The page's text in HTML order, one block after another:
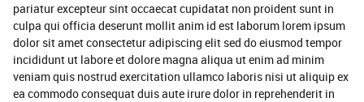
pariatur excepteur sint occaecat cupidatat non proident sunt in
culpa qui officia deserunt mollit anim id est laborum lorem ipsum
dolor sit amet consectetur adipiscing elit sed do eiusmod tempor
incididunt ut labore et dolore magna aliqua ut enim ad minim
veniam quis nostrud exercitation ullamco laboris nisi ut aliquip ex
ea commodo consequat duis aute irure dolor in reprehenderit in